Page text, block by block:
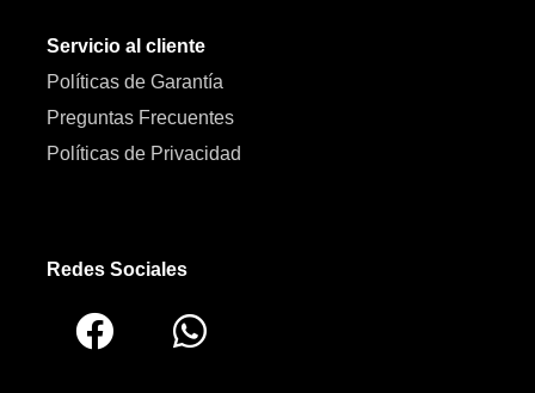
Servicio al cliente
Políticas de Garantía
Preguntas Frecuentes
Políticas de Privacidad
Redes Sociales